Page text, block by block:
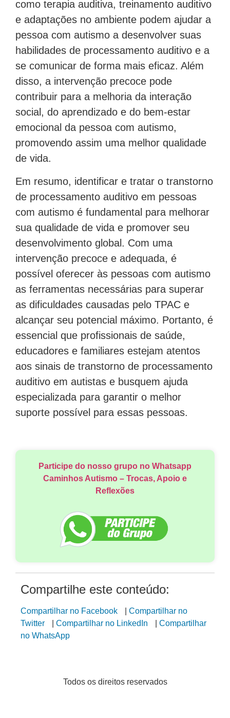
como terapia auditiva, treinamento auditivo
e adaptações no ambiente podem ajudar a
pessoa com autismo a desenvolver suas
habilidades de processamento auditivo e a
se comunicar de forma mais eficaz. Além
disso, a intervenção precoce pode
contribuir para a melhoria da interação
social, do aprendizado e do bem-estar
emocional da pessoa com autismo,
promovendo assim uma melhor qualidade
de vida.
Em resumo, identificar e tratar o transtorno
de processamento auditivo em pessoas
com autismo é fundamental para melhorar
sua qualidade de vida e promover seu
desenvolvimento global. Com uma
intervenção precoce e adequada, é
possível oferecer às pessoas com autismo
as ferramentas necessárias para superar
as dificuldades causadas pelo TPAC e
alcançar seu potencial máximo. Portanto, é
essencial que profissionais de saúde,
educadores e familiares estejam atentos
aos sinais de transtorno de processamento
auditivo em autistas e busquem ajuda
especializada para garantir o melhor
suporte possível para essas pessoas.
Participe do nosso grupo no Whatsapp
Caminhos Autismo – Trocas, Apoio e
Reflexões
Compartilhe este conteúdo:
Compartilhar no Facebook
Compartilhar no
Twitter
Compartilhar no LinkedIn
Compartilhar
no WhatsApp
Todos os direitos reservados